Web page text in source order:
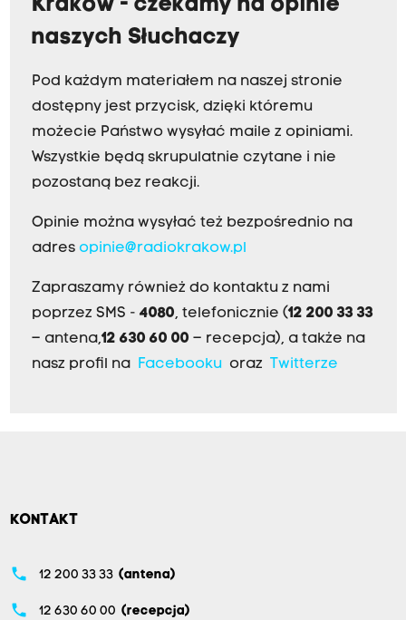
Kraków - czekamy na opinie
naszych Słuchaczy
Pod każdym materiałem na naszej stronie
dostępny jest przycisk, dzięki któremu
możecie Państwo wysyłać maile z opiniami.
Wszystkie będą skrupulatnie czytane i nie
pozostaną bez reakcji.
Opinie można wysyłać też bezpośrednio na
adres opinie@radiokrakow.pl
Zapraszamy również do kontaktu z nami
poprzez SMS - 4080, telefonicznie (12 200 33 33
– antena,12 630 60 00 – recepcja), a także na
nasz profil na Facebookuoraz Twitterze
KONTAKT
phone 12 200 33 33 (antena)
phone 12 630 60 00 (recepcja)